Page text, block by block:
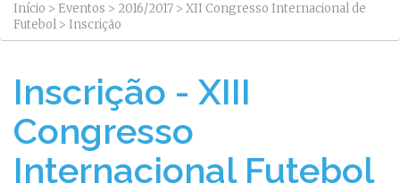
Início > Eventos > 2016/2017 > XII Congresso Internacional de
Futebol > Inscrição
Inscrição - XIII
Congresso
Internacional Futebol